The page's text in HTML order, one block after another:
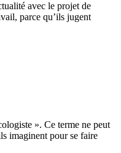
avec le projet de
parce qu’ils jugent
». Ce terme ne peut
imaginent pour se faire